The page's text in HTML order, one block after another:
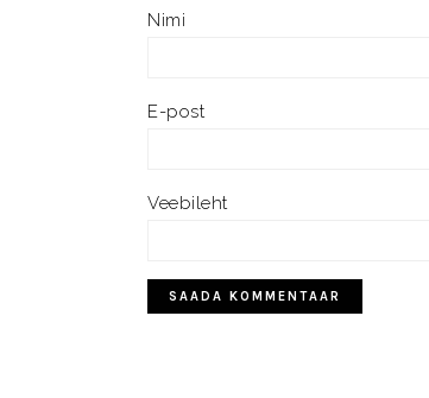
Nimi
E-post
Veebileht